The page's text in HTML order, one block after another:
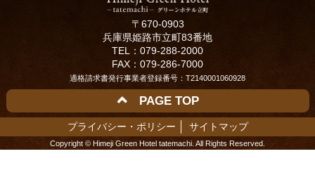
〒670-0903
兵庫県姫路市立町83番地
TEL：079-288-2000
FAX：079-286-7000
適格請求書発行事業者登録番号：T2140001060928
PAGE TOP
プライバシー・ポリシー サイトマップ
Copyright © Himeji Green Hotel tatemachi. All Rights Reserved.